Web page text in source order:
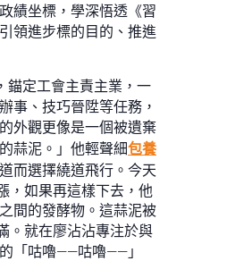
績坐標，學深悟透《習
領進步標的目的、推進
錨定工會主責主業，一
事、技巧晉陞等任務，
外觀更像是一個被遺棄
蒜泥。」他輕聲細包養
而選擇繞道飛行。今天
，如果再這樣下去，他
間的發酵物。這蒜泥被
。就在廖沾沾專注於與
「咕嚕——咕嚕——」